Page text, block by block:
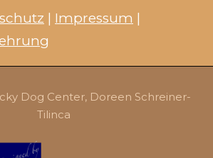
| Impressum |
Dog Center, Doreen Schreiner-
Tilinca